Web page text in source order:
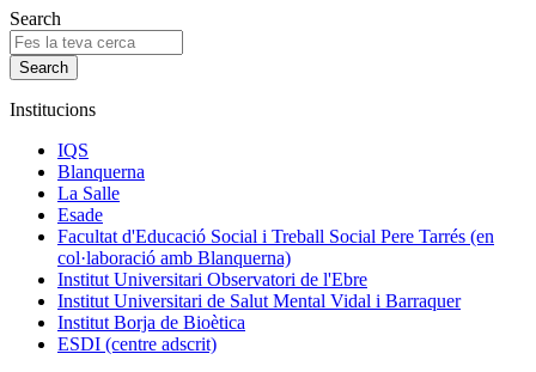
Search
Institucions
IQS
Blanquerna
La Salle
Esade
Facultat d'Educació Social i Treball Social Pere Tarrés (en
col·laboració amb Blanquerna)
Institut Universitari Observatori de l'Ebre
Institut Universitari de Salut Mental Vidal i Barraquer
Institut Borja de Bioètica
ESDI (centre adscrit)